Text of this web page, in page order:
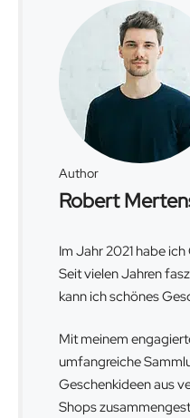
Author
Robert
Im Jahr 2021 habe
Seit vielen Jahren
kann ich schönes
Mit meinem
umfangreiche
Geschenkideen aus
Shops